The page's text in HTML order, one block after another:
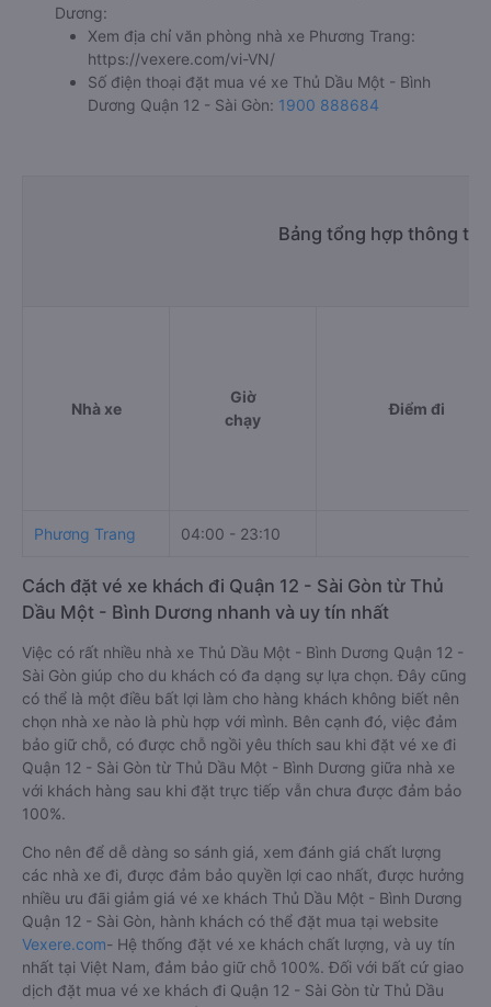
Dương:
Xem địa chỉ văn phòng nhà xe Phương Trang:
https://vexere.com/vi-VN/
Số điện thoại đặt mua vé xe Thủ Dầu Một - Bình
Dương Quận 12 - Sài Gòn: 1900 888684
Bảng tổng hợp thông tin
Nhà xe
Giờ
chạy
Điểm đi
Phương Trang 04:00 - 23:10
Cách đặt vé xe khách đi Quận 12 - Sài Gòn từ Thủ
Dầu Một - Bình Dương nhanh và uy tín nhất
Việc có rất nhiều nhà xe Thủ Dầu Một - Bình Dương Quận 12 -
Sài Gòn giúp cho du khách có đa dạng sự lựa chọn. Đây cũng
có thể là một điều bất lợi làm cho hàng khách không biết nên
chọn nhà xe nào là phù hợp với mình. Bên cạnh đó, việc đảm
bảo giữ chỗ, có được chỗ ngồi yêu thích sau khi đặt vé xe đi
Quận 12 - Sài Gòn từ Thủ Dầu Một - Bình Dương giữa nhà xe
với khách hàng sau khi đặt trực tiếp vẫn chưa được đảm bảo
100%.
Cho nên để dễ dàng so sánh giá, xem đánh giá chất lượng
các nhà xe đi, được đảm bảo quyền lợi cao nhất, được hưởng
nhiều ưu đãi giảm giá vé xe khách Thủ Dầu Một - Bình Dương
Quận 12 - Sài Gòn, hành khách có thể đặt mua tại website
Vexere.com- Hệ thống đặt vé xe khách chất lượng, và uy tín
nhất tại Việt Nam, đảm bảo giữ chỗ 100%. Đối với bất cứ giao
dịch đặt mua vé xe khách đi Quận 12 - Sài Gòn từ Thủ Dầu